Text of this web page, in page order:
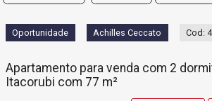
Oportunidade Achilles Ceccato Cod:
Apartamento para venda com 2
Itacorubi com 77 m²